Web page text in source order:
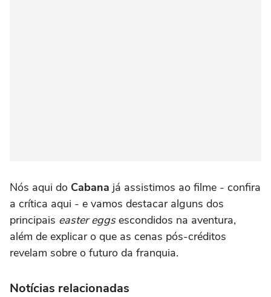
Nós aqui do Cabana já assistimos ao filme - confira
a crítica aqui - e vamos destacar alguns dos
principais easter eggsescondidos na aventura,
além de explicar o que as cenas pós-créditos
revelam sobre o futuro da franquia.
Notícias relacionadas